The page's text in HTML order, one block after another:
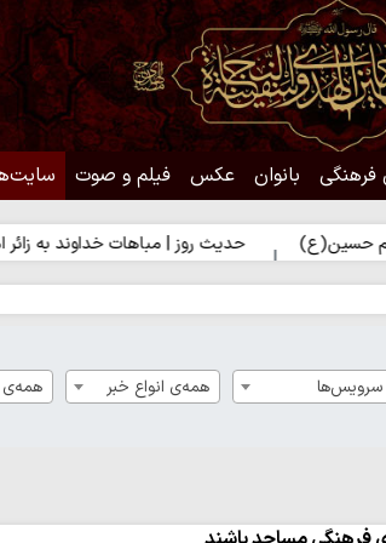
فرهنگی بانوان عکس فیلم و صوت
حدیث روز | مباهات خداوند به زائر امام
همه‌ی انواع خبر همه‌ی